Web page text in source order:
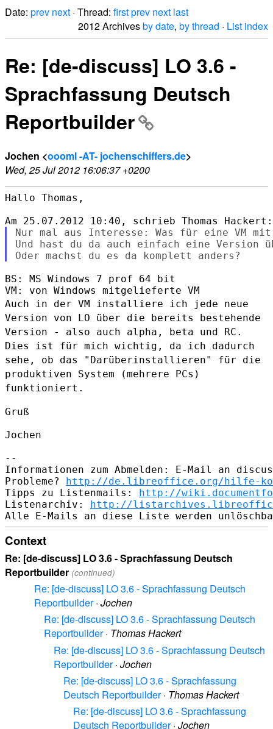
Date: prev next · Thread: firstprev next last
2012 Archivesby date, by thread · List index
Re: [de-discuss] LO 3.6 -
Sprachfassung Deutsch
Reportbuilder
Jochen <oooml -AT- jochenschiffers.de>
Wed, 25 Jul 2012 16:06:37 +0200
Hallo Thomas,
Nur mal aus Interesse: Was für eine VM mit
Und hast du da auch einfach eine
BS: MS Windows 7 prof 64 bit
Auch in der VM installiere ich jede neue
Version von LO über die bereits bestehende
Version - also auch alpha, beta und RC.
Dies ist für mich wichtig, da ich dadurch
sehe, ob das "Darüberinstallieren" für die
produktiven System (mehrere PCs)
funktioniert.
Gruß
Jochen
--
Informationen zum Abmelden: E-Mail an
Probleme? http://de.libreoffice.org/hilfe-
Tipps zu Listenmails: http://
Listenarchiv: http://
Context
Re: [de-discuss] LO 3.6 - Sprachfassung Deutsch
Reportbuilder (continued)
Re: [de-discuss] LO 3.6 - Sprachfassung Deutsch
Reportbuilder· Jochen
Re: [de-discuss] LO 3.6 - Sprachfassung Deutsch
Reportbuilder· Thomas Hackert
Re: [de-discuss] LO 3.6 - Sprachfassung Deutsch
Reportbuilder· Jochen
Re: [de-discuss] LO 3.6 - Sprachfassung
Deutsch Reportbuilder· Thomas Hackert
Re: [de-discuss] LO 3.6 - Sprachfassung
Deutsch Reportbuilder· Jochen